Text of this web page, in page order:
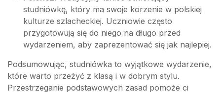
studniówkę, który ma swoje korzenie w polskiej
kulturze szlacheckiej. Uczniowie często
przygotowują się do niego na długo przed
wydarzeniem, aby zaprezentować się jak najlepiej.
Podsumowując, studniówka to wyjątkowe wydarzenie,
które warto przeżyć z klasą i w dobrym stylu.
Przestrzeganie podstawowych zasad pomoże ci